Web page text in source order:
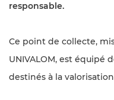
responsable.
Ce point de collecte,
UNIVALOM, est équipé
destinés à la